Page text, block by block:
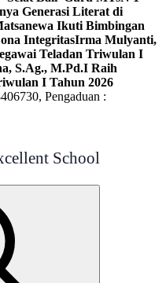
Generasi Literat di
Ikuti Bimbingan
IntegritasIrma Mulyanti,
Teladan Triwulan I
S.Ag., M.Pd.I Raih
I Tahun 2026
Pengaduan :
School